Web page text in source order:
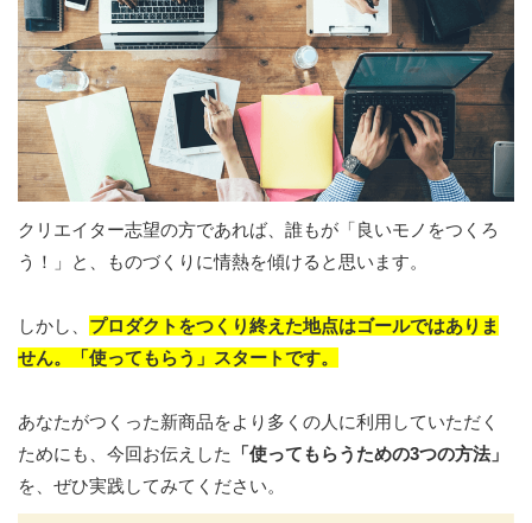
クリエイター志望の方であれば、誰もが「良いモノをつくろ
う！」と、ものづくりに情熱を傾けると思います。
しかし、 プロダクトをつくり終えた地点はゴールではありま
せん。
「使ってもらう」スタートです。
あなたがつくった新商品をより多くの人に利用していただく
ためにも、今回お伝えした
「使ってもらうための3つの方法」
を、ぜひ実践してみてください。